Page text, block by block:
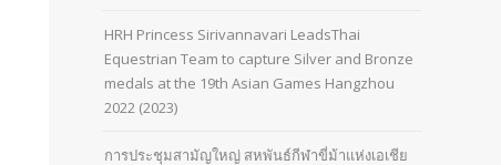
HRH Princess Sirivannavari LeadsThai
Equestrian Team to capture Silver and Bronze
medals at the 19th Asian Games Hangzhou
2022 (2023)
การประชุมสามัญใหญ่ สหพันธ์กีฬาขี่ม้าแห่งเอเชีย